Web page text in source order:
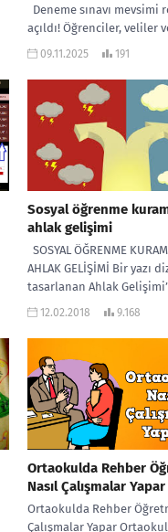
Deneme sınavı mevsimi
açıldı! Öğrenciler, veliler
öğretmenler için bu
bolca...
09.11.2025 191
Sosyal öğrenme
ahlak gelişimi
SOSYAL ÖĞRENME
AHLAK GELİŞİMİ Bir yazı
tasarlanan Ahlak
yazısında Piaget ve
12.02.2018 9.168
Ortaokulda Rehber
Nasıl Çalışmalar Yapar
Ortaokulda Rehber
Çalışmalar Yapar Ortaokul